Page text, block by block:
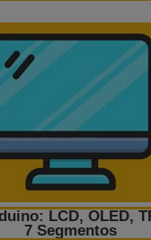
LCD, OLED,
7 Segmentos